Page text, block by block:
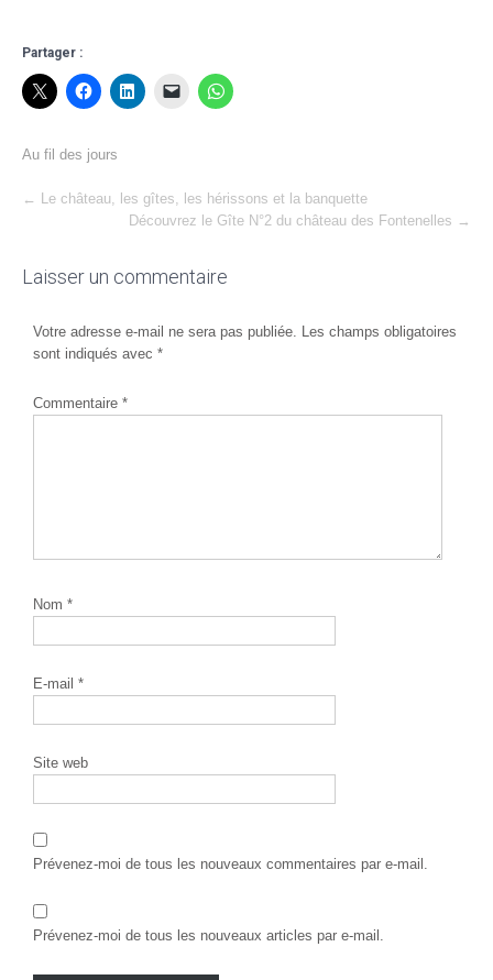
Partager :
Au fil des jours
Post
navigation
← Le château, les gîtes, les hérissons et la banquette
Découvrez le Gîte N°2 du château des Fontenelles →
Laisser un commentaire
Votre adresse e-mail ne sera pas publiée. Les champs obligatoires
sont indiqués avec *
Commentaire *
Nom *
E-mail *
Site web
Prévenez-moi de tous les nouveaux commentaires par e-mail.
Prévenez-moi de tous les nouveaux articles par e-mail.